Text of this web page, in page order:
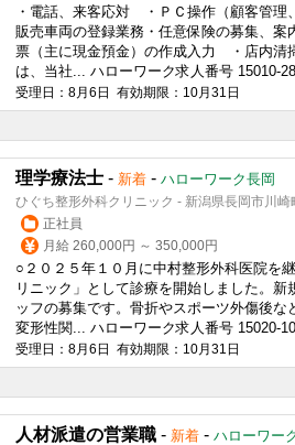
・電話、来客応対 ・ＰＣ操作（顧客管理
販売車両の登録業務・任意保険の募集、
票（主に現金預金）の作成入力 ・店内
は、当社... ハローワーク求人番号 15010-
受理日：8月6日 有効期限：10月31日
理学療法士 - 新着 - ハローワーク長岡
ひぐち整形外科クリニック - 新潟県長岡市川崎
正社員
月給 260,000円 ～ 350,000円
○２０２５年１０月に中村整形外科医院を
リニック」として診療を開始しました。新
ッフの募集です。骨折やスポーツ外傷後な
変形性関... ハローワーク求人番号 15020-
受理日：8月6日 有効期限：10月31日
人材派遣の営業職 - 新着 - ハローワー